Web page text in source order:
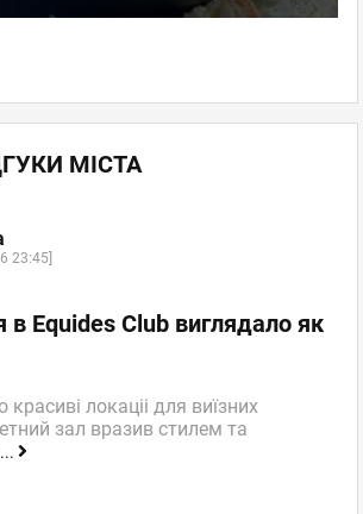
МІСТА
23:45]
в Equides Club виглядало як
локаціі для виїзних
зал вразив стилем та
...